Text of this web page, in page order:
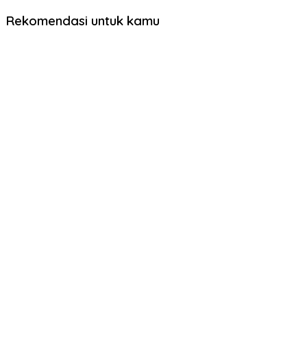
Rekomendasi untuk kamu